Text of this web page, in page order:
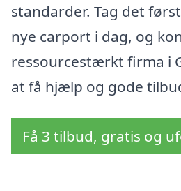
standarder. Tag det
nye carport i dag, og
ressourcestærkt firma i
at få hjælp og gode
Få 3 tilbud, gratis og